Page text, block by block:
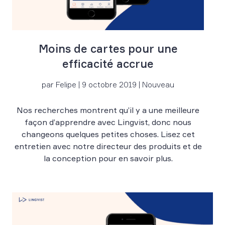
Moins de cartes pour une
efficacité accrue
par Felipe | 9 octobre 2019 | Nouveau
Nos recherches montrent qu’il y a une meilleure
façon d’apprendre avec Lingvist, donc nous
changeons quelques petites choses. Lisez cet
entretien avec notre directeur des produits et de
la conception pour en savoir plus.